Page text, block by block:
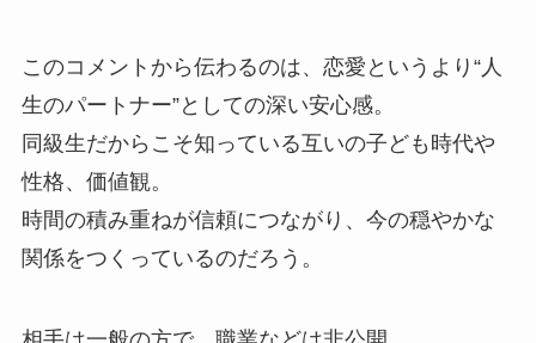
このコメントから伝わるのは、恋愛というより“人
生のパートナー”としての深い安心感。
同級生だからこそ知っている互いの子ども時代や
性格、価値観。
時間の積み重ねが信頼につながり、今の穏やかな
関係をつくっているのだろう。